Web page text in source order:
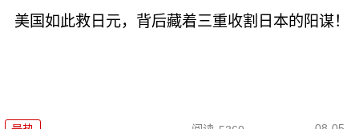
美国如此救日元，背后藏着三重收割日本的阳谋！